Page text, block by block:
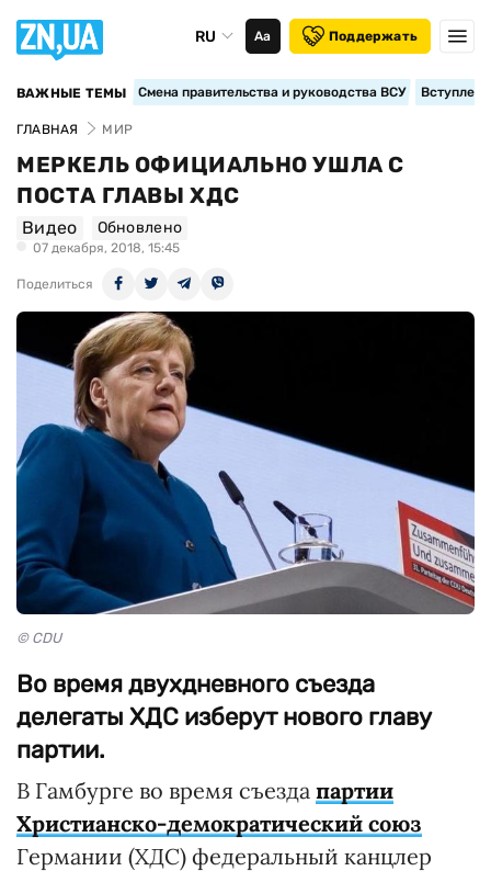
RU Аа Поддержать
ВАЖНЫЕ ТЕМЫ Смена правительства и руководства ВСУ
ГЛАВНАЯ МИР
МЕРКЕЛЬ ОФИЦИАЛЬНО УШЛА С
ПОСТА ГЛАВЫ ХДС
Видео Обновлено
07 декабря, 2018, 15:45
Поделиться
© CDU
Во время двухдневного съезда
делегаты ХДС изберут нового главу
партии.
В Гамбурге во время съезда партии
Христианско-демократический союз
Германии (ХДС) федеральный канцлер